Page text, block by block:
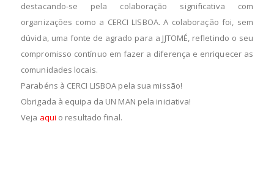
destacando-se pela colaboração significativa com
organizações como a CERCI LISBOA. A colaboração foi, sem
dúvida, uma fonte de agrado para a JJTOMÉ, refletindo o seu
compromisso contínuo em fazer a diferença e enriquecer as
comunidades locais.
Parabéns à CERCI LISBOA pela sua missão!
Obrigada à equipa da UN MAN pela iniciativa!
Veja aqui o resultado final.